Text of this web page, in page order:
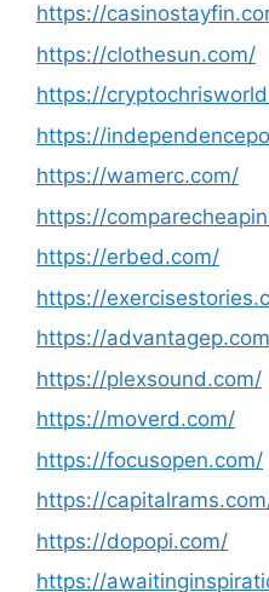
https://
https://clothesun.com/
https://
https://
https://wamerc.com/
https://
https://erbed.com/
https://
https://
https://plexsound.com/
https://moverd.com/
https://focusopen.com/
https://
https://dopopi.com/
https://